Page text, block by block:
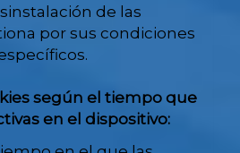
de las
por sus condiciones
según el tiempo que
en el dispositivo: